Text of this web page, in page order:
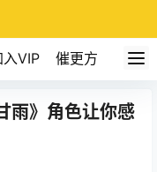
入VIP 催更方式
雨》角色让你感